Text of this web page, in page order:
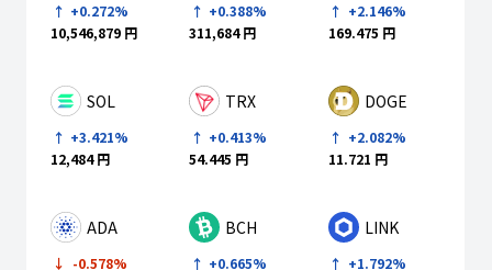
3.125
282 円
+0.272%
10,546,879 円
+0.388%
311,684 円
+2.146%
169.475 円
SOL
+3.421%
12,484 円
TRX
+0.413%
54.445 円
DOGE
+2.082%
11.721 円
ADA
-0.578%
BCH
+0.665%
LINK
+1.792%